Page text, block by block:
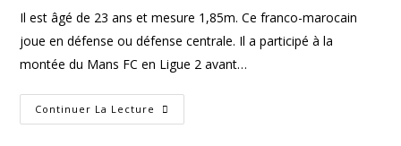
la
publication :
Il est âgé de 23 ans et mesure 1,85m. Ce franco-marocain
joue en défense ou défense centrale. Il a participé à la
montée du Mans FC en Ligue 2 avant…
Continuer La Lecture Encore
Une